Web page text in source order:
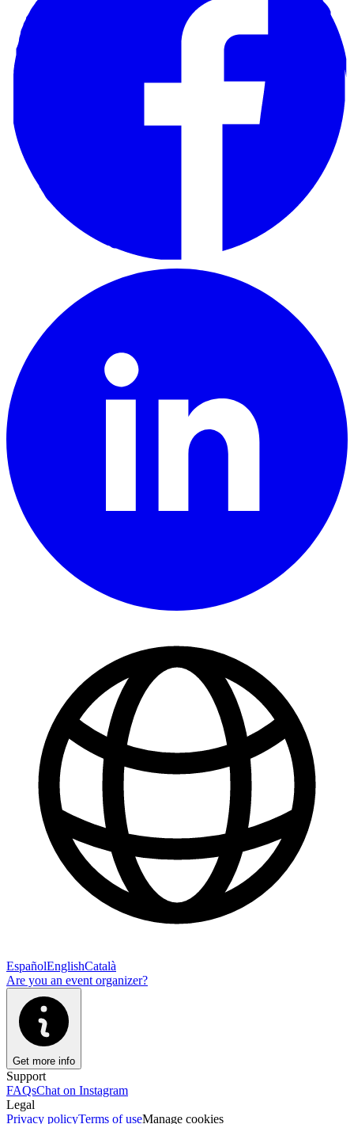
EspañolEnglishCatalà
Are you an event organizer?
Get more info
Support
FAQsChat on Instagram
Legal
Privacy policyTerms of useManage cookies